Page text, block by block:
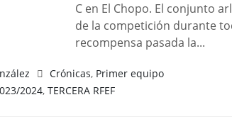
C en El Chopo. El conjunto
de la competición durante
recompensa pasada la...
Crónicas, Primer equipo
2024,TERCERA RFEF